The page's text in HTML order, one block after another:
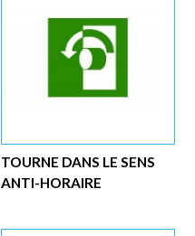
TOURNE DANS LE SENS
ANTI-HORAIRE